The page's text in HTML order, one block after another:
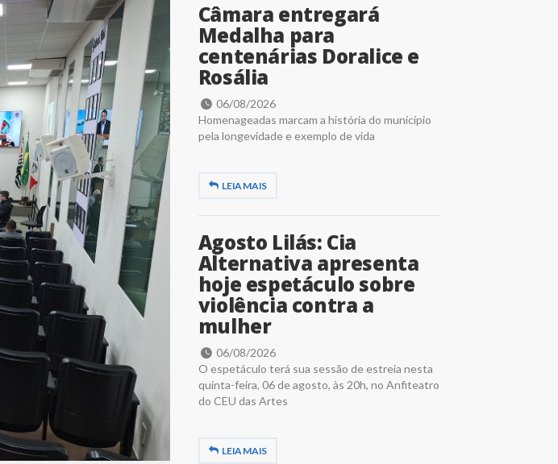
Câmara entregará
Medalha para
centenárias Doralice e
Rosália
06/08/2026
Homenageadas marcam a história do município
pela longevidade e exemplo de vida
LEIA MAIS
Agosto Lilás: Cia
Alternativa apresenta
hoje espetáculo sobre
violência contra a
mulher
06/08/2026
O espetáculo terá sua sessão de estreia nesta
quinta-feira, 06 de agosto, às 20h, no Anfiteatro
do CEU das Artes
LEIA MAIS